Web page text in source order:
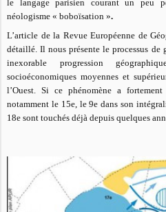
le langage parisien courant un peu
néologisme « boboïsation ».
L’article de la Revue Européenne de
détaillé. Il nous présente le processus
inexorable progression
socioéconomiques moyennes et
l’Ouest. Si ce phénomène a
notamment le 15e, le 9e dans son
18e sont touchés déjà depuis quelques